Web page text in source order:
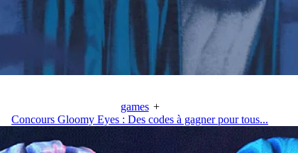
games +
Concours Gloomy Eyes : Des codes à gagner pour tous...